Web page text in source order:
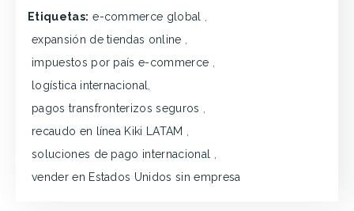
Etiquetas: e-commerce global ,
expansión de tiendas online ,
impuestos por país e-commerce ,
logística internacional,
pagos transfronterizos seguros ,
recaudo en línea Kiki LATAM ,
soluciones de pago internacional ,
vender en Estados Unidos sin empresa